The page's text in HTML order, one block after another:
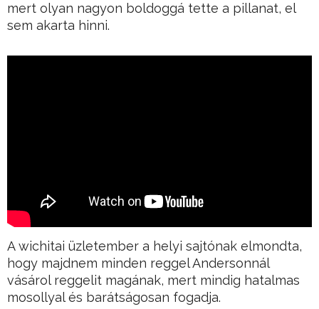
mert olyan nagyon boldoggá tette a pillanat, el
sem akarta hinni.
A wichitai üzletember a helyi sajtónak elmondta,
hogy majdnem minden reggel Andersonnál
vásárol reggelit magának, mert mindig hatalmas
mosollyal és barátságosan fogadja.